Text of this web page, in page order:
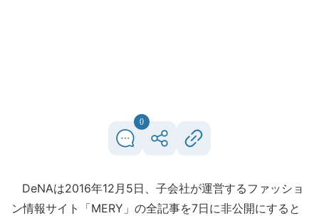
0
DeNAは2016年12月5日、子会社が運営するファッショ
ン情報サイト「MERY」の全記事を7日に非公開にすると